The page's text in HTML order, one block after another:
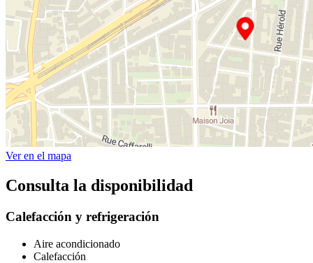
Ver en el mapa
Consulta la disponibilidad
Calefacción y refrigeración
Aire acondicionado
Calefacción